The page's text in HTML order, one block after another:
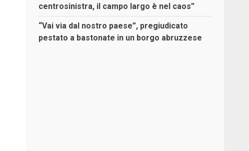
centrosinistra, il campo largo è nel caos”
“Vai via dal nostro paese”, pregiudicato
pestato a bastonate in un borgo abruzzese